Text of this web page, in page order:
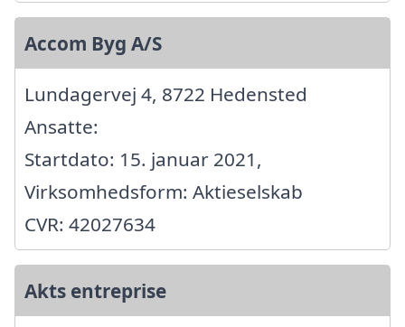
Accom Byg A/S
Lundagervej 4, 8722 Hedensted
Ansatte:
Startdato: 15. januar 2021,
Virksomhedsform: Aktieselskab
CVR: 42027634
Akts entreprise